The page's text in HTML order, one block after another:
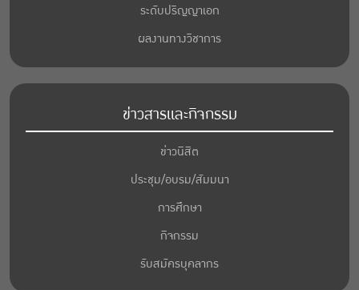
ระดับปริญญาเอก
ผลงานทางวิชาการ
ข่าวสารและกิจกรรม
ข่าวนิสิต
ประชุม/อบรม/สัมมนา
การศึกษา
กิจกรรม
รับสมัครบุคลากร